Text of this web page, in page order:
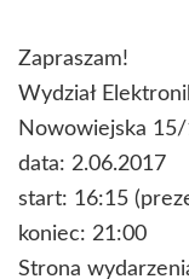
Zapraszam!
Wydział
Nowowiejska
data: 2.06.2017
start: 16:15
koniec: 21:00
Strona